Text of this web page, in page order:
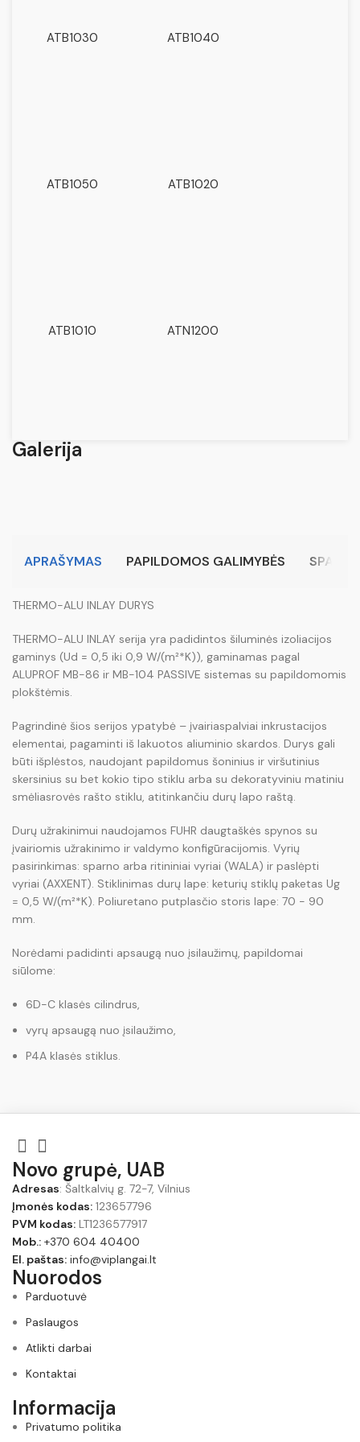
ATB1030 ATB1040
ATB1050 ATB1020
ATB1010 ATN1200
Galerija
APRAŠYMAS PAPILDOMOS GALIMYBĖS
THERMO-ALU INLAY DURYS
THERMO-ALU INLAY serija yra padidintos šiluminės izoliacijos
gaminys (Ud = 0,5 iki 0,9 W/(m²*K)), gaminamas pagal
ALUPROF MB-86 ir MB-104 PASSIVE sistemas su papildomomis
plokštėmis.
Pagrindinė šios serijos ypatybė – įvairiaspalviai inkrustacijos
elementai, pagaminti iš lakuotos aliuminio skardos. Durys gali
būti išplėstos, naudojant papildomus šoninius ir viršutinius
skersinius su bet kokio tipo stiklu arba su dekoratyviniu matiniu
smėliasrovės rašto stiklu, atitinkančiu durų lapo raštą.
Durų užrakinimui naudojamos FUHR daugtaškės spynos su
įvairiomis užrakinimo ir valdymo konfigūracijomis. Vyrių
pasirinkimas: sparno arba ritininiai vyriai (WALA) ir paslėpti
vyriai (AXXENT). Stiklinimas durų lape: keturių stiklų paketas Ug
= 0,5 W/(m²*K). Poliuretano putplasčio storis lape: 70 - 90
mm.
Norėdami padidinti apsaugą nuo įsilaužimų, papildomai
siūlome:
6D-C klasės cilindrus,
vyrų apsaugą nuo įsilaužimo,
P4A klasės stiklus.
Novo grupė, UAB
Adresas: Šaltkalvių g. 72-7, Vilnius
Įmonės kodas: 123657796
PVM kodas: LT1236577917
Mob.: +370 604 40400
El. paštas: info@viplangai.lt
Nuorodos
Parduotuvė
Paslaugos
Atlikti darbai
Kontaktai
Informacija
Privatumo politika